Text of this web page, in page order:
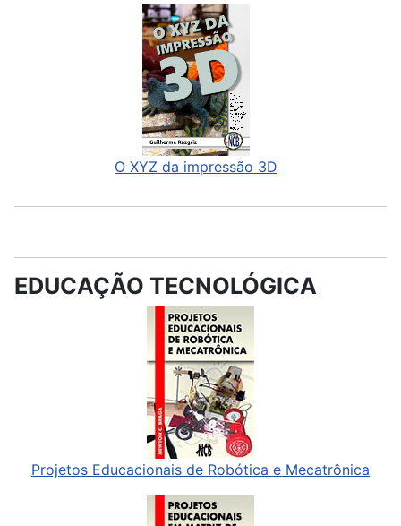
O XYZ da impressão 3D
EDUCAÇÃO TECNOLÓGICA
Projetos Educacionais de Robótica e Mecatrônica